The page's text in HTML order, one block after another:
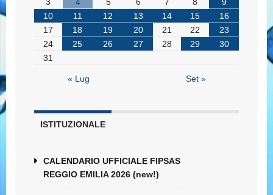
3
4 5 6 7 8
9
10
11 12 13 14 15
16
17
18 19 20 21 22
23
24
25 26 27 28 29
30
31
« Lug Set »
ISTITUZIONALE
CALENDARIO UFFICIALE FIPSAS
REGGIO EMILIA 2026 (new!)